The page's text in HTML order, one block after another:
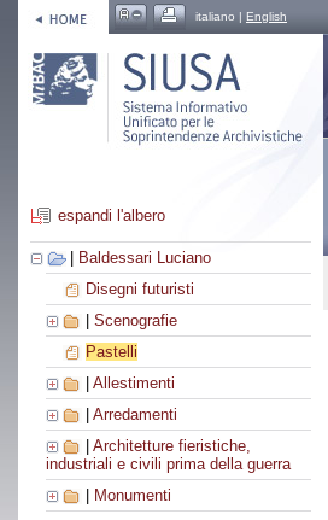
italiano | English
espandi l'albero
Baldessari Luciano
Disegni futuristi
Scenografie
Pastelli
Allestimenti
Arredamenti
Architetture fieristiche,
industriali e civili prima della guerra
Monumenti